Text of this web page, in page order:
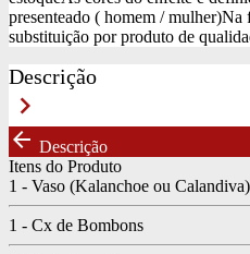
presenteado ( homem / mulher)Na
substituição por produto de
Descrição
keyboard_arrow_right
arrow_back Descrição
Itens do Produto
1 - Vaso (Kalanchoe ou
1 - Cx de Bombons